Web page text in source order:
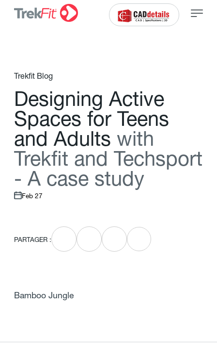
Trekfit Blog
Designing Active
Spaces for Teens
and Adults with
Trekft and Techsport
- A case study
Feb 27
PARTAGER :
Bamboo Jungle